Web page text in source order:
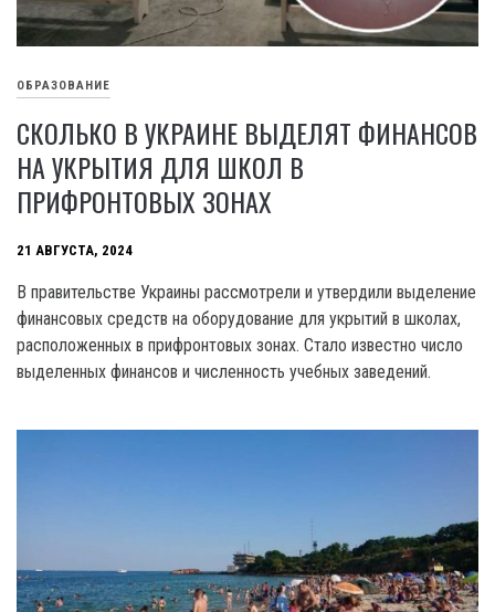
ОБРАЗОВАНИЕ
СКОЛЬКО В УКРАИНЕ ВЫДЕЛЯТ ФИНАНСОВ
НА УКРЫТИЯ ДЛЯ ШКОЛ В
ПРИФРОНТОВЫХ ЗОНАХ
21 АВГУСТА, 2024
В правительстве Украины рассмотрели и утвердили выделение
финансовых средств на оборудование для укрытий в школах,
расположенных в прифронтовых зонах. Стало известно число
выделенных финансов и численность учебных заведений.